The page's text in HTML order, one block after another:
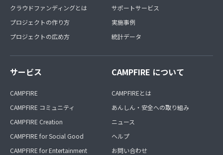
クラウドファンディングとは
プロジェクトの作り方
プロジェクトの広め方
サポートサービス
実施事例
統計データ
サービス
CAMPFIRE
CAMPFIRE コミュニティ
CAMPFIRE Creation
CAMPFIRE for Social Good
CAMPFIRE for Entertainment
CAMPFIRE について
CAMPFIREとは
あんしん・安全への取り組み
ニュース
ヘルプ
お問い合わせ